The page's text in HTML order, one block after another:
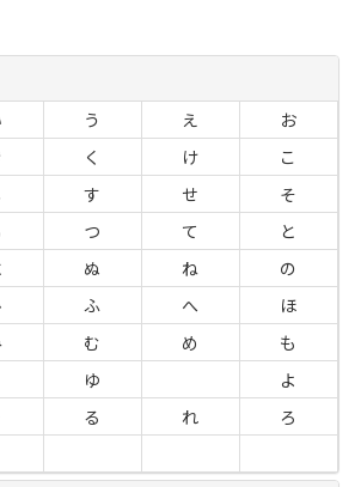
う え
お
く け
こ
す せ
そ
つ て
と
ぬ ね
の
ふ へ
ほ
む め
も
ゆ
よ
る れ
ろ